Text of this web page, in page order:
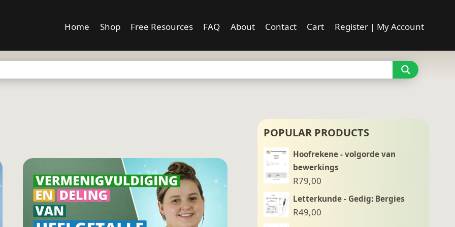
Home Shop Free Resources FAQ About Contact Cart Register | My Account
POPULAR PRODUCTS
Hoofrekene - volgorde van
bewerkings
R79,00
Letterkunde - Gedig: Bergies
R49,00